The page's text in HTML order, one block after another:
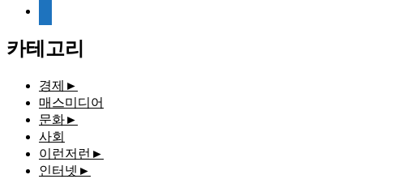
document
카테고리
경제 ►
매스미디어
문화►
사회
이런저런 ►
인터넷 ►